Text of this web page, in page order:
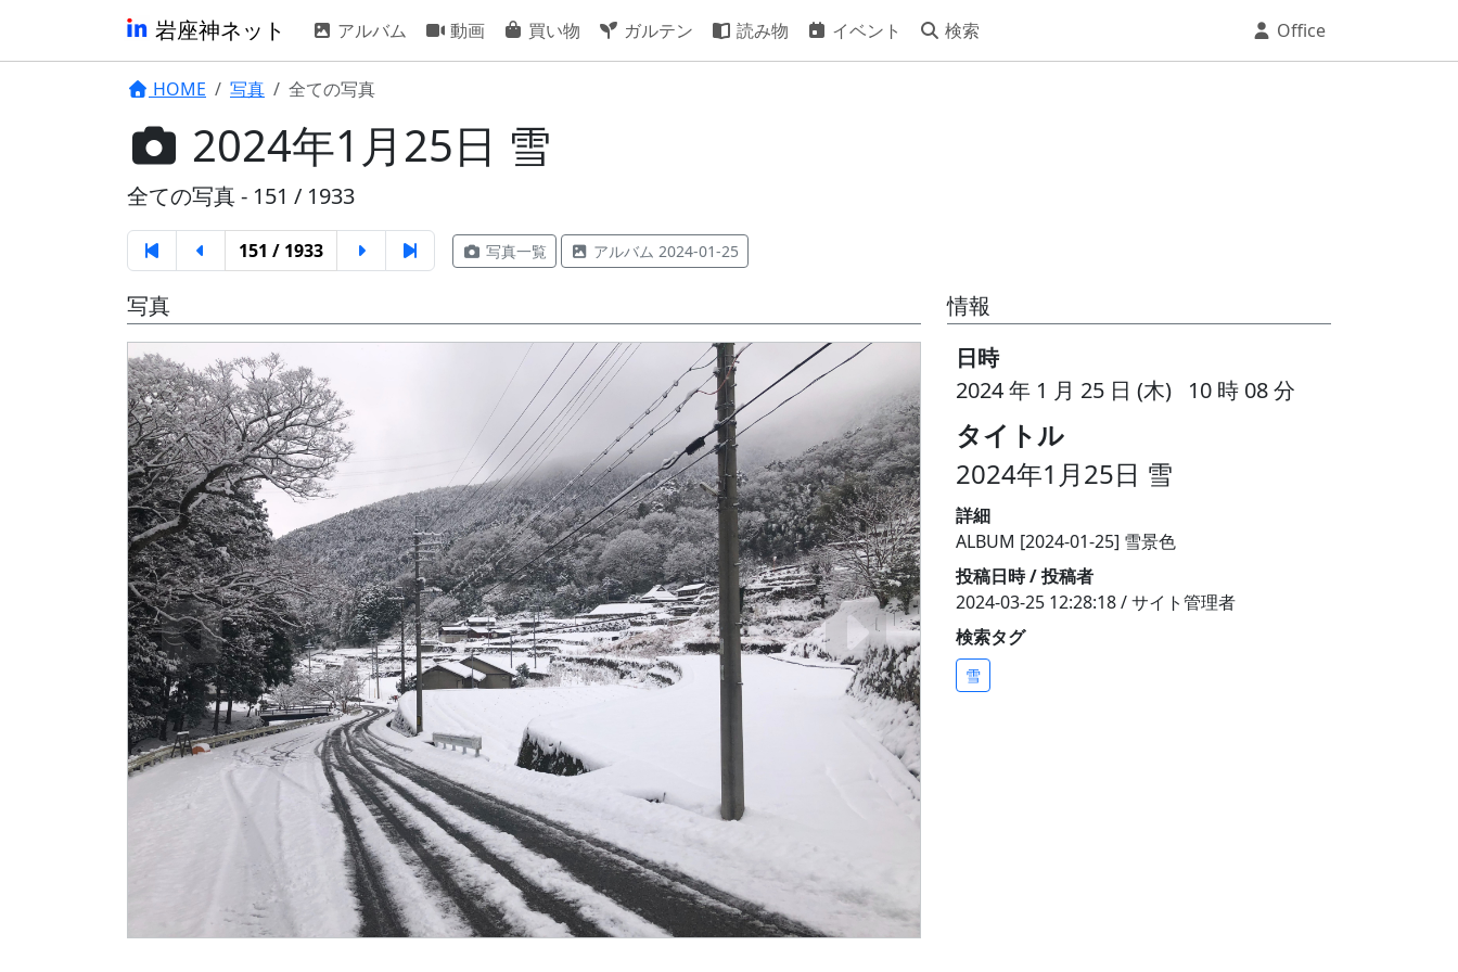
岩座神ネット アルバム 動画 買い物 ガルテン 読み物 イベント 検索 Office
HOME 写真 全ての写真
2024年1月25日 雪
全ての写真 - 151 / 1933
151 / 1933 写真一覧 アルバム 2024-01-25
写真
情報
日時
2024 年 1 月 25 日 (木) 10 時 08 分
タイトル
2024年1月25日 雪
詳細
ALBUM [2024-01-25] 雪景色
投稿日時 / 投稿者
2024-03-25 12:28:18 / サイト管理者
検索タグ
雪